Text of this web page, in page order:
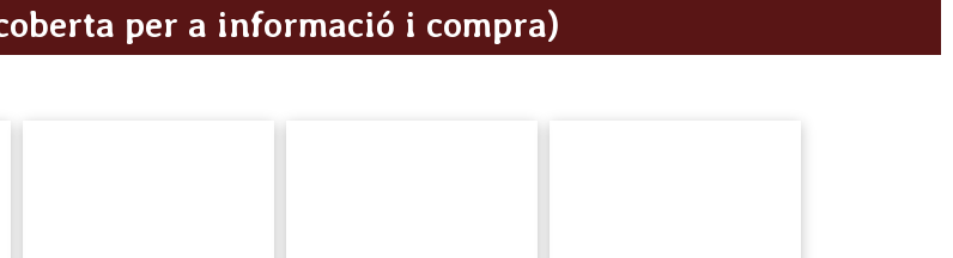
per a informació i compra)